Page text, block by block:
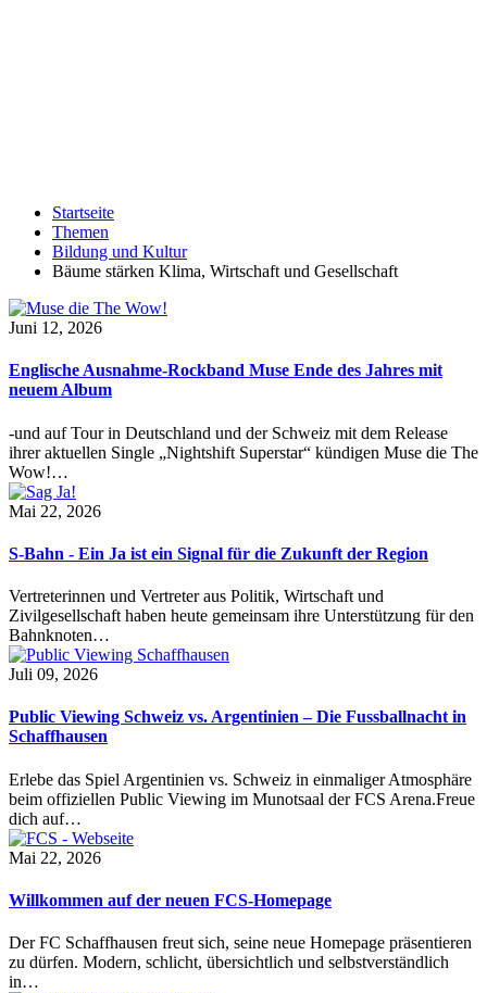
Startseite
Themen
Bildung und Kultur
Bäume stärken Klima, Wirtschaft und Gesellschaft
Juni 12, 2026
Englische Ausnahme-Rockband Muse Ende des Jahres mit
neuem Album
-und auf Tour in Deutschland und der Schweiz mit dem Release
ihrer aktuellen Single „Nightshift Superstar“ kündigen Muse die The
Wow!…
Mai 22, 2026
S-Bahn - Ein Ja ist ein Signal für die Zukunft der Region
Vertreterinnen und Vertreter aus Politik, Wirtschaft und
Zivilgesellschaft haben heute gemeinsam ihre Unterstützung für den
Bahnknoten…
Juli 09, 2026
Public Viewing Schweiz vs. Argentinien – Die Fussballnacht in
Schaffhausen
Erlebe das Spiel Argentinien vs. Schweiz in einmaliger Atmosphäre
beim offiziellen Public Viewing im Munotsaal der FCS Arena.Freue
dich auf…
Mai 22, 2026
Willkommen auf der neuen FCS-Homepage
Der FC Schaffhausen freut sich, seine neue Homepage präsentieren
zu dürfen. Modern, schlicht, übersichtlich und selbstverständlich
in…